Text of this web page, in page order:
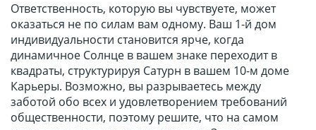
Ответственность, которую вы чувствуете, может
оказаться не по силам вам одному. Ваш 1-й дом
индивидуальности становится ярче, когда
динамичное Солнце в вашем знаке переходит в
квадраты, структурируя Сатурн в вашем 10-м доме
Карьеры. Возможно, вы разрываетесь между
заботой обо всех и удовлетворением требований
общественности, поэтому решите, что на самом